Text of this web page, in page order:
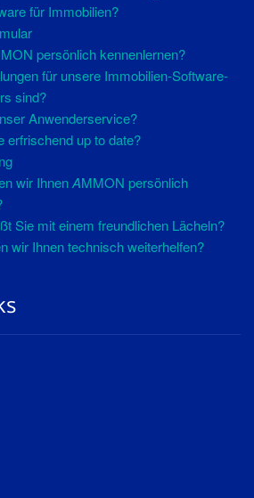
für Immobilien?
persönlich kennenlernen?
für unsere Immobilien-Software-
sind?
Anwenderservice?
erfrischend up to date?
wir IhnenAMMON persönlich
Sie mit einem freundlichen Lächeln?
wir Ihnen technisch weiterhelfen?